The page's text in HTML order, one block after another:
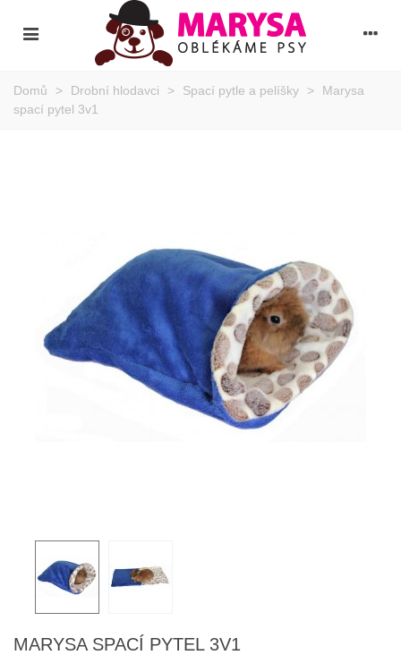
Domů > Drobní hlodavci > Spací pytle a pelíšky >
Marysa
spací pytel 3v1
MARYSA SPACÍ PYTEL 3V1